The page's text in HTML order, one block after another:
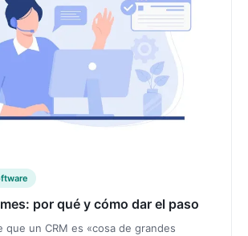
por qué y cómo dar el paso
que un CRM es «cosa de grandes